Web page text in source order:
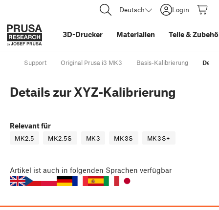
Deutsch Login
3D-Drucker Materialien Teile&
Support Original Prusa i3 MK3 Basis-Kalibrierung
Details zur XYZ-Kalibrierung
Relevant für
MK2.5 MK2.5S MK3 MK3S MK3S+
Artikel ist auch in folgenden Sprachen verfügbar